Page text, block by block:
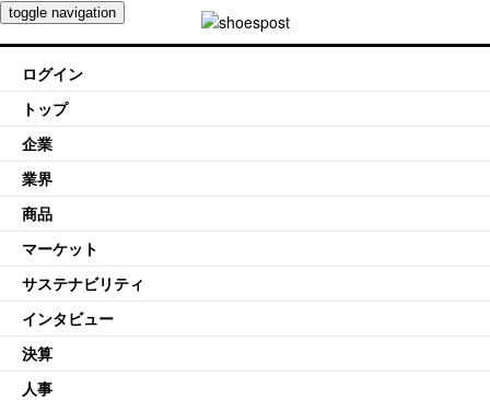
toggle navigation
ログイン
トップ
企業
業界
商品
マーケット
サステナビリティ
インタビュー
決算
人事